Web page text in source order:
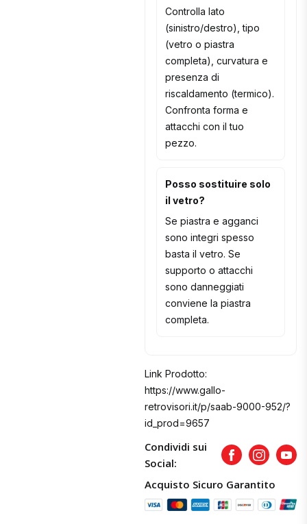
Controlla lato
(sinistro/destro), tipo
(vetro o piastra
completa), curvatura e
presenza di
riscaldamento (termico).
Confronta forma e
attacchi con il tuo
pezzo.
Posso sostituire solo
il vetro?
Se piastra e agganci
sono integri spesso
basta il vetro. Se
supporto o attacchi
sono danneggiati
conviene la piastra
completa.
Link Prodotto:
https://www.gallo-
retrovisori.it/p/saab-9000-952/?
id_prod=9657
Condividi sui
Social:
FacebookInstagram
Acquisto Sicuro Garantito